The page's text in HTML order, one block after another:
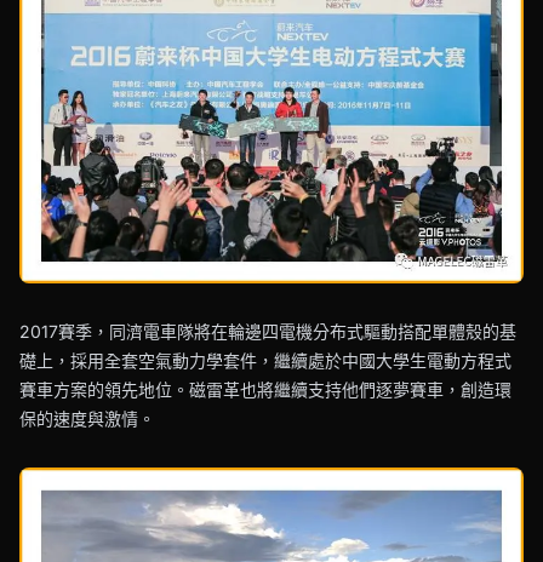
2017賽季，同濟電車隊將在輪邊四電機分布式驅動搭配單體殼的基
礎上，採用全套空氣動力學套件，繼續處於中國大學生電動方程式
賽車方案的領先地位。磁雷革也將繼續支持他們逐夢賽車，創造環
保的速度與激情。